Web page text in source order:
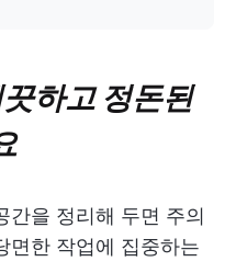
하고 정돈된
간을 정리해 두면 주의
면한 작업에 집중하는